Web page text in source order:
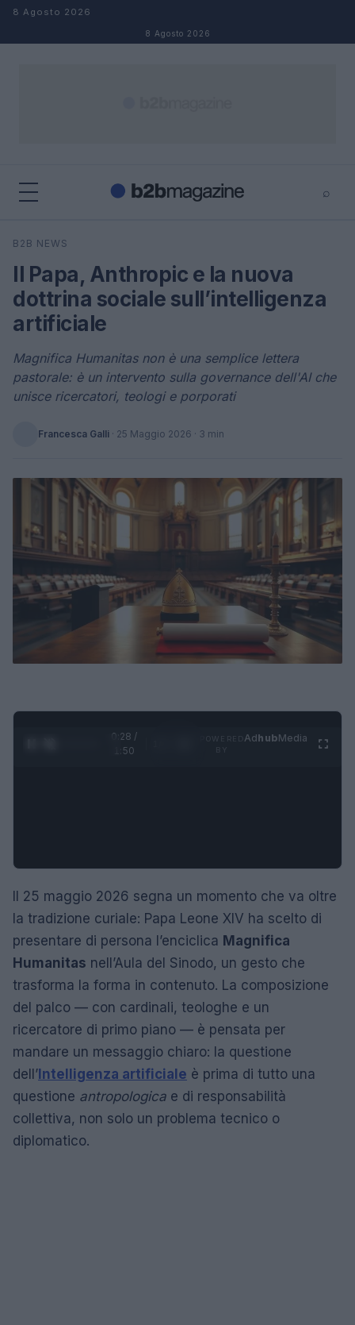
Salta al contenuto
8 Agosto 2026
8 Agosto 2026
⌕
Cerca
B2B NEWS
Il Papa, Anthropic e la nuova
dottrina sociale sull’intelligenza
artificiale
Magnifica Humanitas non è una semplice lettera
pastorale: è un intervento sulla governance dell'AI che
unisce ricercatori, teologi e porporati
Francesca Galli · 25 Maggio 2026 · 3 min
0:29 /
1:50
AdhubMedia
Il 25 maggio 2026 segna un momento che va oltre
la tradizione curiale: Papa Leone XIV ha scelto di
presentare di persona l’enciclica Magnifica
Humanitas nell’Aula del Sinodo, un gesto che
trasforma la forma in contenuto. La composizione
del palco — con cardinali, teologhe e un
ricercatore di primo piano — è pensata per
mandare un messaggio chiaro: la questione
dell’ Intelligenza artificiale è prima di tutto una
questione antropologica e di responsabilità
collettiva, non solo un problema tecnico o
diplomatico.